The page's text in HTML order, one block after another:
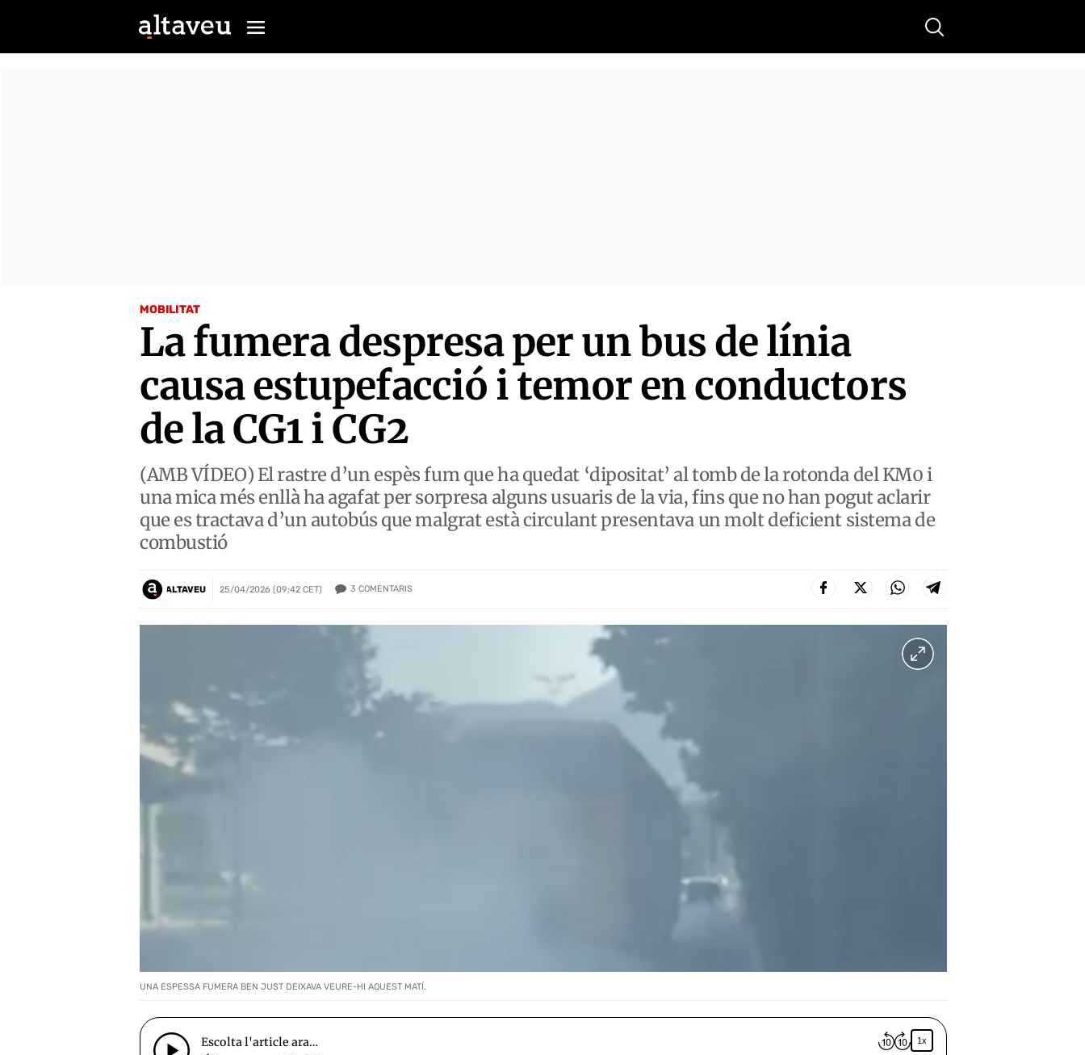
Buscar
MOBILITAT
La fumera despresa per un bus de línia
causa estupefacció i temor en conductors
de la CG1 i CG2
(AMB VÍDEO) El rastre d’un espès fum que ha quedat ‘dipositat’ al tomb de la rotonda del KM0 i
una mica més enllà ha agafat per sorpresa alguns usuaris de la via, fins que no han pogut aclarir
que es tractava d’un autobús que malgrat està circulant presentava un molt deficient sistema de
combustió
ALTAVEU 25/04/2026 (09:42 CET) 3 COMENTARIS
UNA ESPESSA FUMERA BEN JUST DEIXAVA VEURE-HI AQUEST MATÍ.
Escolta l'article ara… 1x